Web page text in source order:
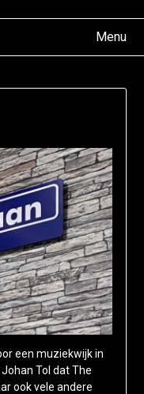
Menu
een muziekwijk in
Tol dat The
ook vele andere